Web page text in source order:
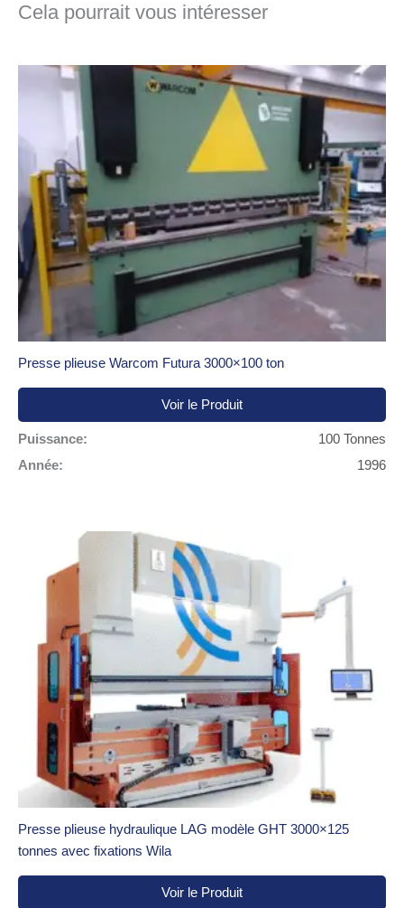
Cela pourrait vous intéresser
Presse plieuse Warcom Futura 3000×100 ton
Voir le Produit
Puissance:
100 Tonnes
Année:
1996
Presse plieuse hydraulique LAG modèle GHT 3000×125
tonnes avec fixations Wila
Voir le Produit